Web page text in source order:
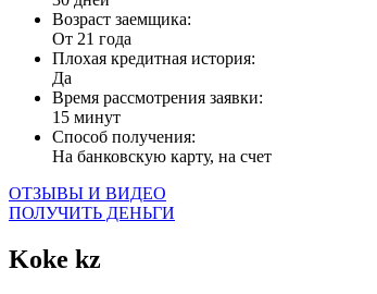
Возраст заемщика:
От 21 года
Плохая кредитная история:
Да
Время рассмотрения заявки:
15 минут
Способ получения:
На банковскую карту, на счет
ОТЗЫВЫ И ВИДЕО
ПОЛУЧИТЬ ДЕНЬГИ
Koke kz